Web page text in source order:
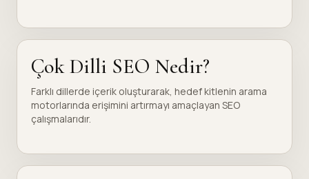
Çok Dilli SEO Nedir?
Farklı dillerde içerik oluşturarak, hedef kitlenin arama
motorlarında erişimini artırmayı amaçlayan SEO
çalışmalarıdır.